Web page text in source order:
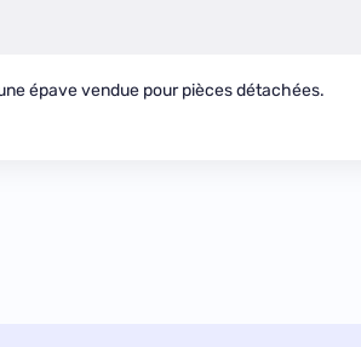
épave vendue pour pièces détachées.